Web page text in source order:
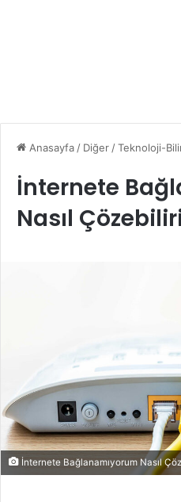
Anasayfa / Diğer /Teknoloji-
İnternete
Nasıl
İnternete Bağlanamıyorum Nasıl